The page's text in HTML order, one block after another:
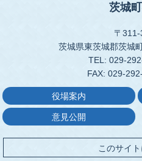
茨城
〒311-
茨城県東茨城郡茨城
TEL: 029-
FAX: 029-
役場案内
意見公開
このサイ